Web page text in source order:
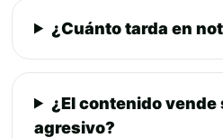
¿Cuánto tarda en
¿El contenido vende
agresivo?